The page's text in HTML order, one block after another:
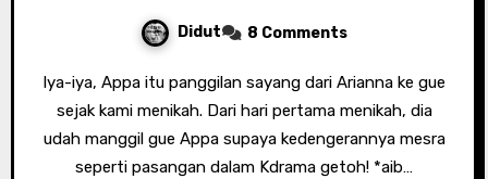
Didut 8 Comments
Iya-iya, Appa itu panggilan sayang dari Arianna ke gue
sejak kami menikah. Dari hari pertama menikah, dia
udah manggil gue Appa supaya kedengerannya mesra
seperti pasangan dalam Kdrama getoh! *aib…